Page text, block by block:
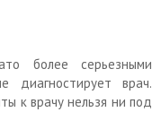
более серьезными
диагностирует врач.
к врачу нельзя ни под